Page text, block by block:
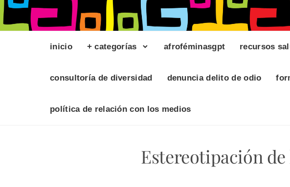
inicio + categorías afroféminasgpt recursos
consultoría de diversidad denuncia delito de odio
política de relación con los medios
Estereotipación